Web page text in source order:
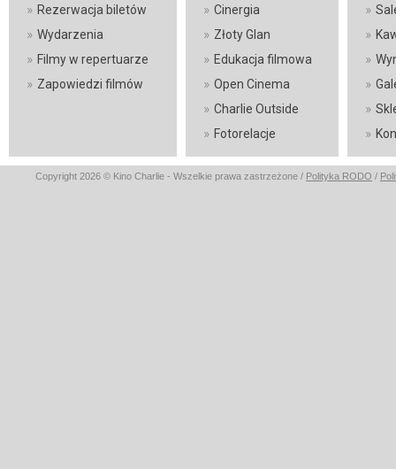
» Rezerwacja biletów
» Wydarzenia
» Filmy w repertuarze
» Zapowiedzi filmów
» Cinergia
» Złoty Glan
» Edukacja filmowa
» Open Cinema
» Charlie Outside
» Fotorelacje
»
»
»
»
»
»
Copyright 2026 © Kino Charlie - Wszelkie prawa zastrzeżone / Polityka RODO /